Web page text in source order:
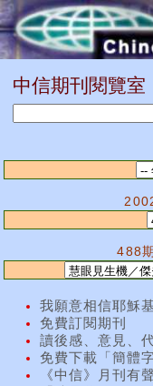
中信期刊閱覽室
488
我願意相信耶穌
免費訂閱期刊
讀後感、意見、
免費下載「簡體
《中信》月刊有